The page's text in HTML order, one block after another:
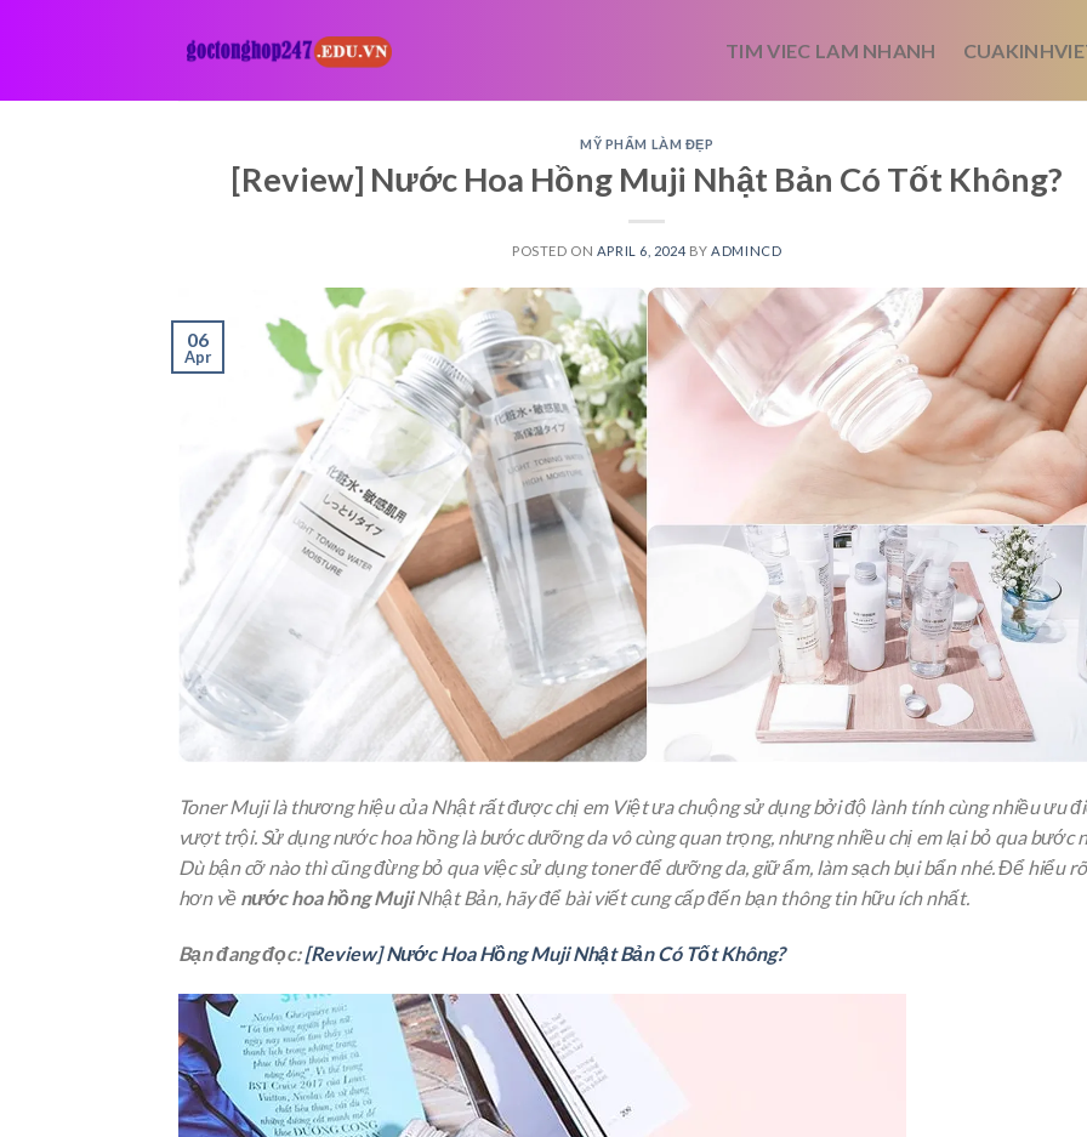
TIM VIEC LAM NHANH
MỸ PHẨM LÀM ĐẸP
[Review] Nước Hoa Hồng Muji Nhật Bản Có Tốt Không?
POSTED ON APRIL 6, 2024 BY ADMINCD
06
Apr
Toner Muji là thương hiệu của Nhật rất được chị em Việt ưa chuộng sử dụng bởi độ lành tính cùng nhiều ưu
vượt trội. Sử dụng nước hoa hồng là bước dưỡng da vô cùng quan trọng, nhưng nhiều chị em lại bỏ qua bước
Dù bận cỡ nào thì cũng đừng bỏ qua việc sử dụng toner để dưỡng da, giữ ẩm, làm sạch bụi bẩn nhé. Để hiểu rõ
hơn về nước hoa hồng Muji Nhật Bản, hãy để bài viết cung cấp đến bạn thông tin hữu ích nhất.
Bạn đang đọc:[Review] Nước Hoa Hồng Muji Nhật Bản Có Tốt Không?